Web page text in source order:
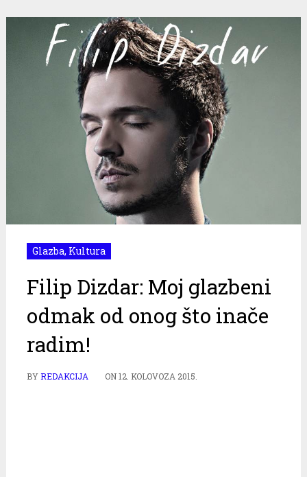
Glazba, Kultura
Filip Dizdar: Moj glazbeni
odmak od onog što inače
radim!
BYREDAKCIJA ON12. KOLOVOZA 2015.